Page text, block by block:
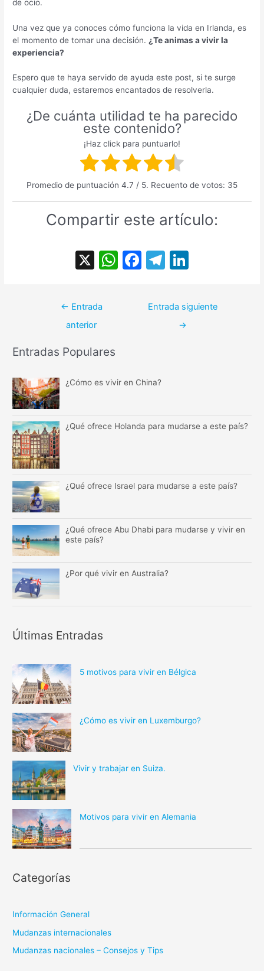
de ocio.
Una vez que ya conoces cómo funciona la vida en Irlanda, es
el momento de tomar una decisión. ¿Te animas a vivir la
experiencia?
Espero que te haya servido de ayuda este post, si te surge
cualquier duda, estaremos encantados de resolverla.
¿De cuánta utilidad te ha parecido
este contenido?
¡Haz click para puntuarlo!
Promedio de puntuación 4.7 / 5. Recuento de votos: 35
Compartir este artículo:
X W F
c
e
o
k
T
e
gr
k
e
Navegación
← Entrada
anterior
Entrada siguiente
→
Entradas Populares
¿Cómo es vivir en China?
¿Qué ofrece Holanda para mudarse a este país?
¿Qué ofrece Israel para mudarse a este país?
¿Qué ofrece Abu Dhabi para mudarse y vivir en
este país?
¿Por qué vivir en Australia?
Últimas Entradas
5 motivos para vivir en Bélgica
¿Cómo es vivir en Luxemburgo?
Vivir y trabajar en Suiza.
Motivos para vivir en Alemania
Categorías
Información General
Mudanzas internacionales
Mudanzas nacionales – Consejos y Tips